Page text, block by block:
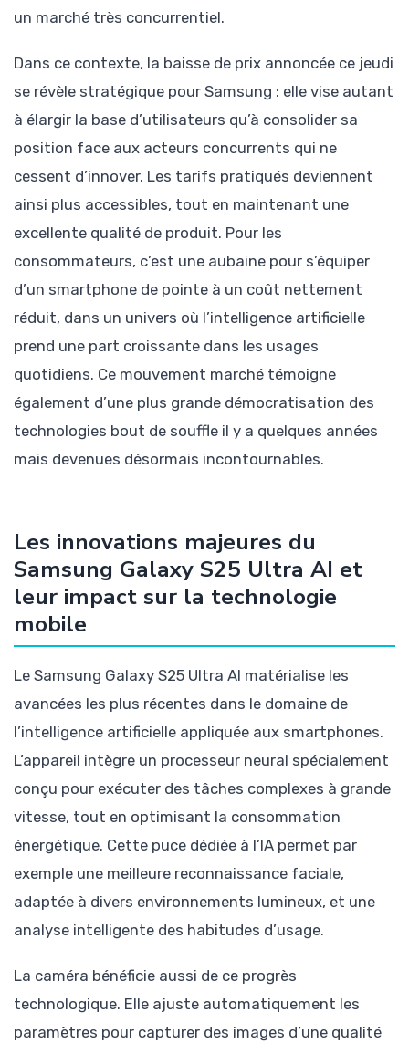
un marché très concurrentiel.
Dans ce contexte, la baisse de prix annoncée ce jeudi
se révèle stratégique pour Samsung : elle vise autant
à élargir la base d’utilisateurs qu’à consolider sa
position face aux acteurs concurrents qui ne
cessent d’innover. Les tarifs pratiqués deviennent
ainsi plus accessibles, tout en maintenant une
excellente qualité de produit. Pour les
consommateurs, c’est une aubaine pour s’équiper
d’un smartphone de pointe à un coût nettement
réduit, dans un univers où l’intelligence artificielle
prend une part croissante dans les usages
quotidiens. Ce mouvement marché témoigne
également d’une plus grande démocratisation des
technologies bout de souffle il y a quelques années
mais devenues désormais incontournables.
Les innovations majeures du
Samsung Galaxy S25 Ultra AI et
leur impact sur la technologie
mobile
Le Samsung Galaxy S25 Ultra AI matérialise les
avancées les plus récentes dans le domaine de
l’intelligence artificielle appliquée aux smartphones.
L’appareil intègre un processeur neural spécialement
conçu pour exécuter des tâches complexes à grande
vitesse, tout en optimisant la consommation
énergétique. Cette puce dédiée à l’IA permet par
exemple une meilleure reconnaissance faciale,
adaptée à divers environnements lumineux, et une
analyse intelligente des habitudes d’usage.
La caméra bénéficie aussi de ce progrès
technologique. Elle ajuste automatiquement les
paramètres pour capturer des images d’une qualité